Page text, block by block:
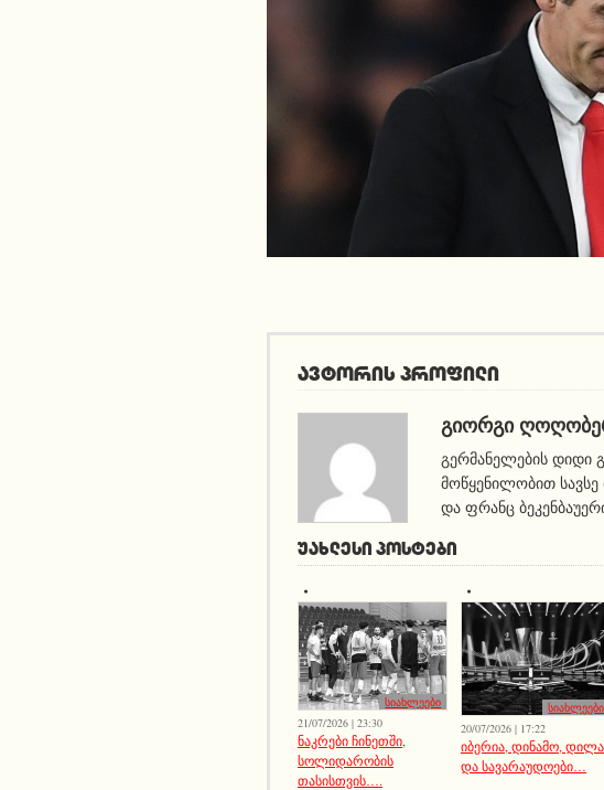
ავტორის პროფილი
ᲒᲘᲝᲠᲒᲘ
გერმანელების დიდი
მოწყენილობით
და ფრანც
ᲣᲐᲮᲚᲔᲡᲘ ᲞᲝᲡᲢᲔᲑᲘ
სიახლეები
21/07/2026 | 23:30
ნაკრები ჩინეთში,
სოლიდარობის
თასისთვის….
სიახლეები
20/07/2026 | 17:22
იბერია, დინამო, დილა
და სავარაუდოები…